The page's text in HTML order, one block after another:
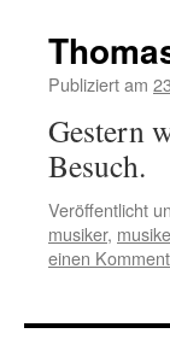
Publiziert am
Gestern
Besuch.
Veröffentlicht
musiker,
einen